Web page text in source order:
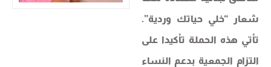
شعار “خلي حياتك وردية”.
تأتي هذه الحملة تأكيدا على
التزام الجمعية بدعم النساء